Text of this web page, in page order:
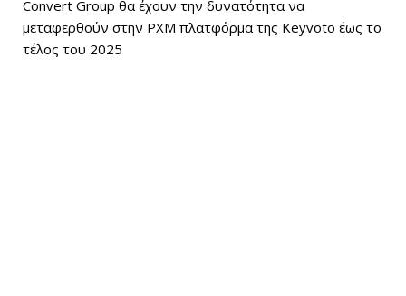
Convert Group θα έχουν την δυνατότητα να
μεταφερθούν στην PXM πλατφόρμα της Keyvoto έως το
τέλος του 2025